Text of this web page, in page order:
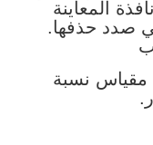
المعاينة
صدد حذفها.
مقياس نسبة